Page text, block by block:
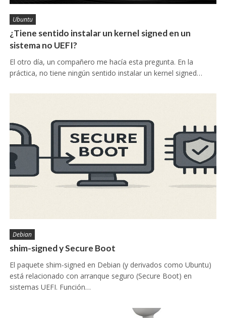
Ubuntu
¿Tiene sentido instalar un kernel signed en un
sistema no UEFI?
El otro día, un compañero me hacía esta pregunta. En la
práctica, no tiene ningún sentido instalar un kernel signed…
Debian
shim-signed y Secure Boot
El paquete shim-signed en Debian (y derivados como Ubuntu)
está relacionado con arranque seguro (Secure Boot) en
sistemas UEFI. Función…